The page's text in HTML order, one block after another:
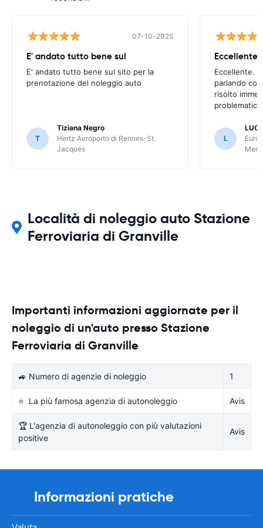
07-10-2025
E' andato tutto bene sul
E' andato tutto bene sul sito per la
prenotazione del noleggio auto
T
Tiziana Negro
Hertz Aeroporto di Rennes-St.
Jacques
Eccellente.
parlando
risolto
L
Località di noleggio auto Stazione
Ferroviaria di Granville
Importanti informazioni aggiornate per il
noleggio di un'auto presso Stazione
Ferroviaria di Granville
🚙 Numero di agenzie di noleggio 1
⭐ La più famosa agenzia di autonoleggio Avis
🏆 L'agenzia di autonoleggio con più valutazioni
positive
Avis
Informazioni pratiche